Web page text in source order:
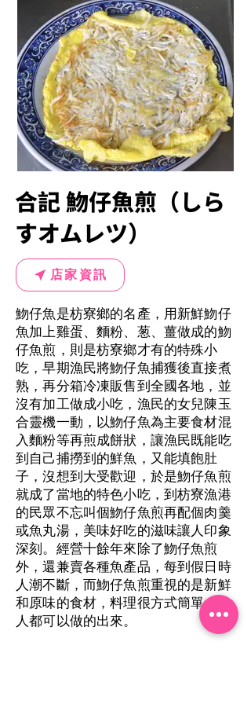
合記 魩仔魚煎（しら
すオムレツ）
店家資訊
魩仔魚是枋寮鄉的名產，用新鮮魩仔
魚加上雞蛋、麵粉、葱、薑做成的魩
仔魚煎，則是枋寮鄉才有的特殊小
吃，早期漁民將魩仔魚捕獲後直接煮
熟，再分箱冷凍販售到全國各地，並
沒有加工做成小吃，漁民的女兒陳玉
合靈機一動，以魩仔魚為主要食材混
入麵粉等再煎成餅狀，讓漁民既能吃
到自己捕撈到的鮮魚，又能填飽肚
子，沒想到大受歡迎，於是魩仔魚煎
就成了當地的特色小吃，到枋寮漁港
的民眾不忘叫個魩仔魚煎再配個肉羹
或魚丸湯，美味好吃的滋味讓人印象
深刻。經營十餘年來除了魩仔魚煎
外，還兼賣各種魚產品，每到假日時
人潮不斷，而魩仔魚煎重視的是新鮮
和原味的食材，料理很方式簡單，人
人都可以做的出來。